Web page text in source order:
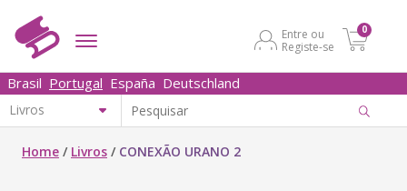
Entre ou
Registe-se
0
Brasil Portugal España Deutschland
Home / Livros / CONEXÃO URANO 2